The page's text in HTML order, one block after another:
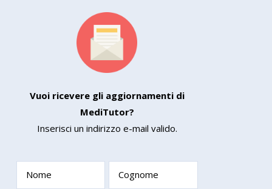
Vuoi ricevere gli aggiornamenti di
MediTutor?
Inserisci un indirizzo e-mail valido.
Nome Cognome